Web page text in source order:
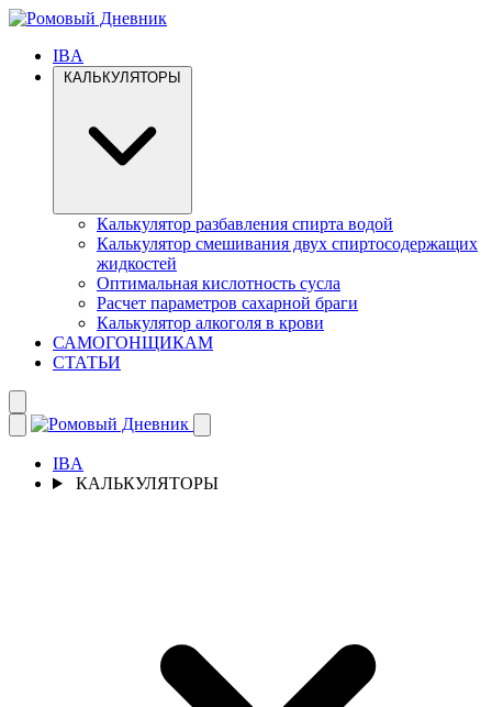
IBA
Калькулятор разбавления спирта водой
Калькулятор смешивания двух спиртосодержащих
жидкостей
Оптимальная кислотность сусла
Расчет параметров сахарной браги
Калькулятор алкоголя в крови
САМОГОНЩИКАМ
СТАТЬИ
IBA
КАЛЬКУЛЯТОРЫ